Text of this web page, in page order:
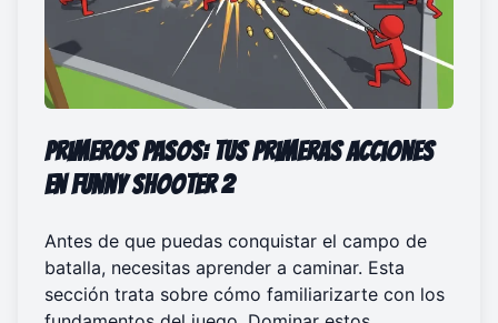
Primeros pasos: Tus primeras acciones
en Funny Shooter 2
Antes de que puedas conquistar el campo de
batalla, necesitas aprender a caminar. Esta
sección trata sobre cómo familiarizarte con los